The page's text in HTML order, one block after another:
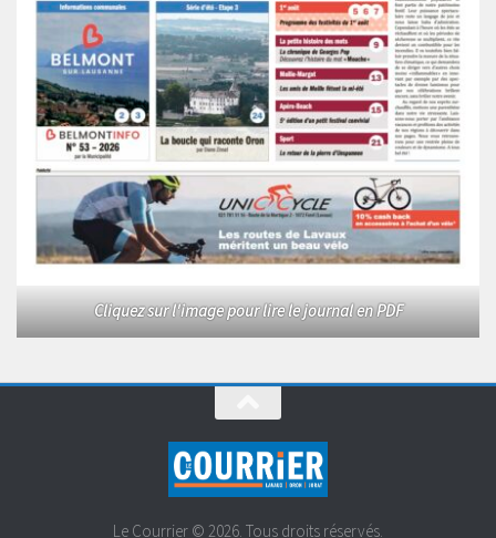
Cliquez sur l'image pour lire le journal en PDF
Le Courrier © 2026. Tous droits réservés.